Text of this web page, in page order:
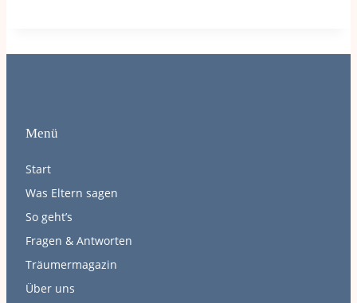
Menü
Start
Was Eltern sagen
So geht’s
Fragen & Antworten
Träumermagazin
Über uns